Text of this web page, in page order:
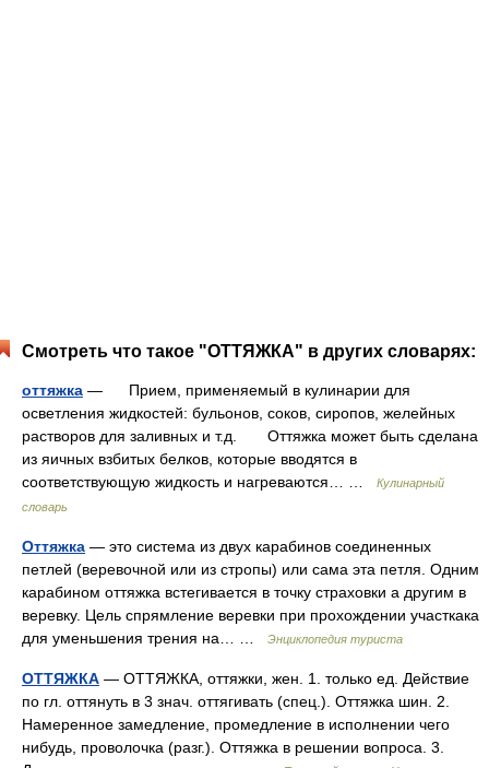
Смотреть что такое "ОТТЯЖКА" в других словарях:
оттяжка — Прием, применяемый в кулинарии для
осветления жидкостей: бульонов, соков, сиропов, желейных
растворов для заливных и т.д. Оттяжка может быть сделана
из яичных взбитых белков, которые вводятся в
соответствующую жидкость и нагреваются… …
Кулинарный
словарь
Оттяжка — это система из двух карабинов соединенных
петлей (веревочной или из стропы) или сама эта петля. Одним
карабином оттяжка встегивается в точку страховки а другим в
веревку. Цель спрямление веревки при прохождении участкака
для уменьшения трения на… …
Энциклопедия туриста
ОТТЯЖКА — ОТТЯЖКА, оттяжки, жен. 1. только ед. Действие
по гл. оттянуть в 3 знач. оттягивать (спец.). Оттяжка шин. 2.
Намеренное замедление, промедление в исполнении чего
нибудь, проволочка (разг.). Оттяжка в решении вопроса. 3.